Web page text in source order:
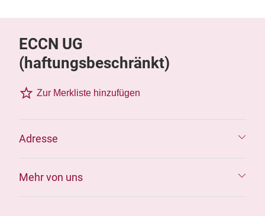
ECCN UG
(haftungsbeschränkt)
Zur Merkliste hinzufügen
Adresse
Mehr von uns